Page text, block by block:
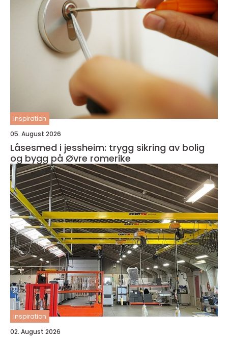
inspiration
05. August 2026
Låsesmed i jessheim: trygg sikring av bolig
og bygg på Øvre romerike
inspiration
02. August 2026